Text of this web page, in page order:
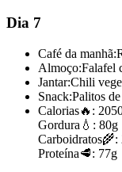
Dia 7
Café da manhã:
Almoço:Falafel
Jantar:Chili
Snack:Palitos
Calorias🔥:
Gordura 💧: 80g
Carboidratos🌾:
Proteína🥩: 77g